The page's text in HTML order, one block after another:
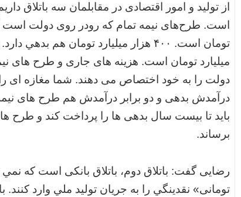
از تولید و امور اقتصادی در مقابلمان سه باتلاق
دولت را به خود اختصاص می دهند. شما مغازه ای را
درآمدش بدهی و دو برابر درآمدش هم طرح های نیمه
باید تا بیست سال بدهی ها را پرداخت کند و طرح
برساند.
رضایی گفت: باتلاق دوم، باتلاق بانکی است كه نمي
تومانی» نقدينگي را به جريان توليد ملي وارد كنند.